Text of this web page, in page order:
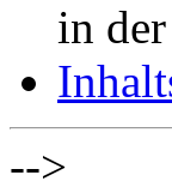
in
-->